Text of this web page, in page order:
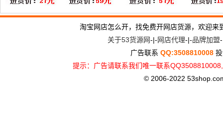
淘宝网店怎么开，找免费开网店货源，欢迎
关于53货源网-|-网店代理-|-品牌加盟
广告联系 QQ:3508810008
提示：广告请联系我们唯一联系
© 2006-2022